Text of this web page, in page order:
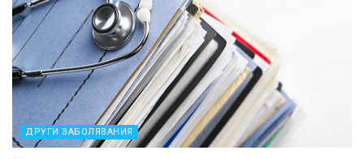
ДРУГИ ЗАБОЛЯВАНИЯ